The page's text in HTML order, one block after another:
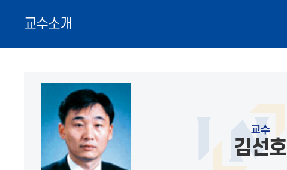
교수소개
교수
김선호